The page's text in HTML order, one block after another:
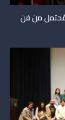
مُحتمل من فن